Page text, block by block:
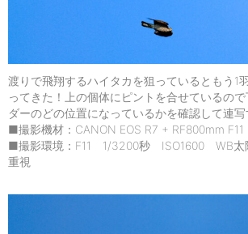
渡りで飛翔するハイタカを狙っているともう1
ってきた！上の個体にピントを合せているの
ダーのどの位置になっているかを確認して連写
■撮影機材：CANON EOS R7 + RF800mm F11
■撮影環境：F11 1/3200秒 ISO1600 WB太
重視